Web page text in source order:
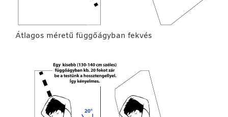
Átlagos méretű függőágyban fekvés